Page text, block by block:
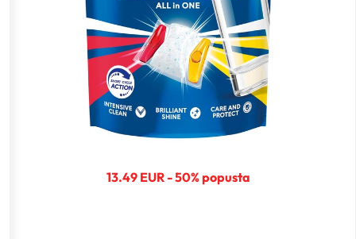
13.49 EUR - 50% popusta